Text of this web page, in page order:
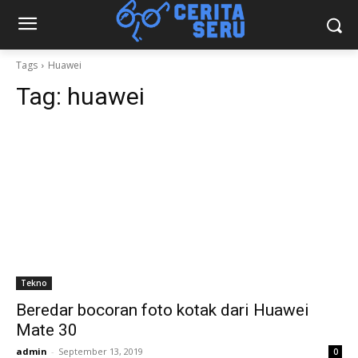
Tags Huawei
Tag: huawei
Tekno
Beredar bocoran foto kotak dari Huawei
Mate 30
admin - September 13, 2019 0